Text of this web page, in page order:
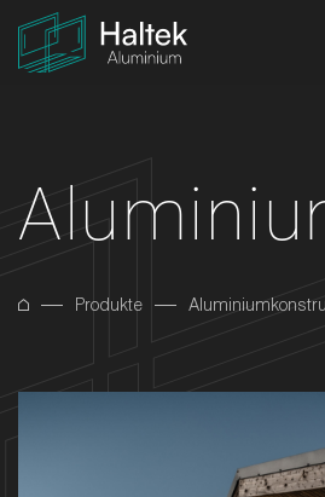
Produkte